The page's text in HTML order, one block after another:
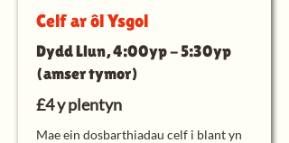
Celf ar ôl Ysgol
Dydd Llun, 4:00yp - 5:30yp
(amser tymor)
£4 y plentyn
Mae ein dosbarthiadau celf i blant yn